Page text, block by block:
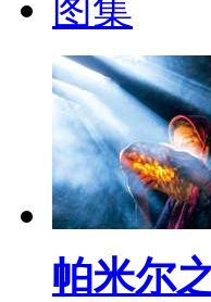
图集
帕米尔